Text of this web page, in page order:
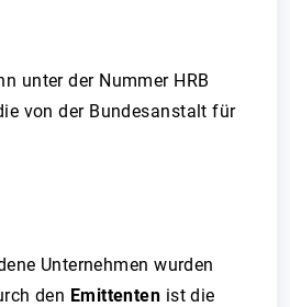
unter der Nummer HRB
von der Bundesanstalt für
Unternehmen wurden
den Emittenten ist die